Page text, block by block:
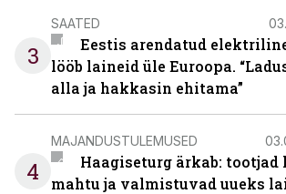
3
SAATED
Eestis arendatud
lööb laineid üle Euroopa.
alla ja hakkasin ehitama”
4
MAJANDUSTULEMUSED
Haagiseturg ärkab:
mahtu ja valmistuvad uueks